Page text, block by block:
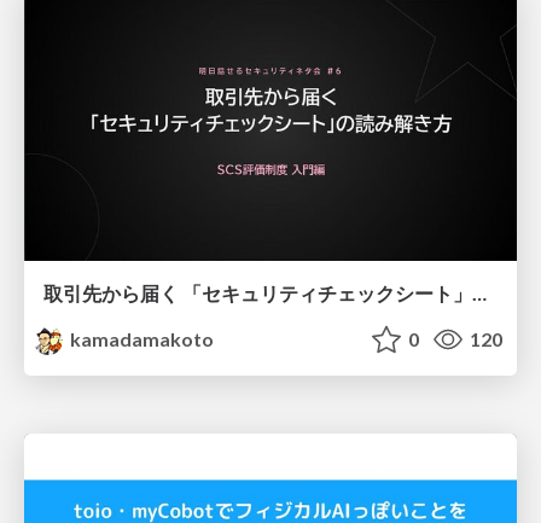
取引先から届く 「セキュリティチェックシート」の読み解き方
kamadamakoto
0 120